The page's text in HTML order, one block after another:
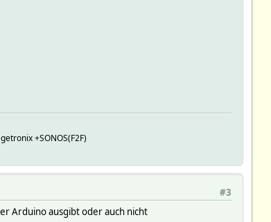
+SONOS(F2F)
#3
Arduino ausgibt oder auch nicht